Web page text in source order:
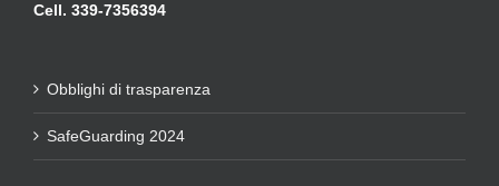
Cell. 339-7356394
Obblighi di trasparenza
SafeGuarding 2024